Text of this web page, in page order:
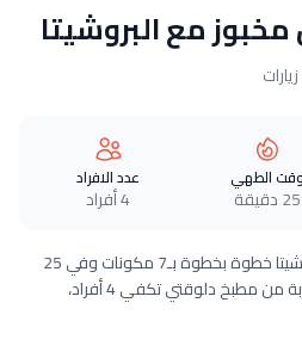
مع البروشيتا
وقت الطهي
25 دقيقة
عدد الافراد
4 أفراد
طريقة عمل بيض مخبوز مع البروشيتا خطوة بخطوة بـ7 مكونات وفي 25
دقيقة فقط. وصفة سهلة ومجرّبة من مطبخ دلوقتي تكفي 4 أفراد،